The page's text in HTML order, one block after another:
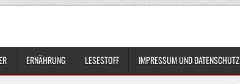
ERNÄHRUNG LESESTOFF IMPRESSUM UND DATENSCHUTZ